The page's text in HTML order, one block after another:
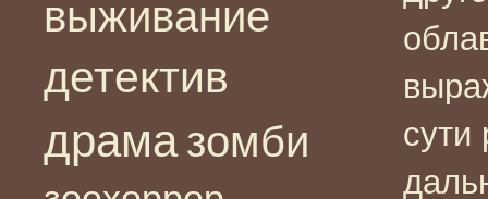
выживание
детектив
драма зомби
сути